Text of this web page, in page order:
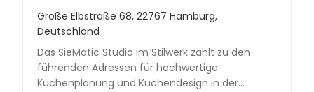
Große Elbstraße 68, 22767 Hamburg,
Deutschland
Das SieMatic Studio im Stilwerk zählt zu den
führenden Adressen für hochwertige
Küchenplanung und Küchendesign in der